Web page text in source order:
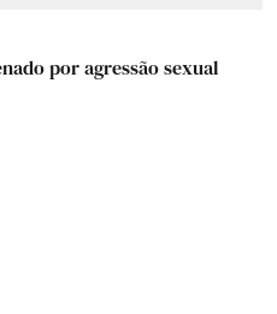
por agressão sexual